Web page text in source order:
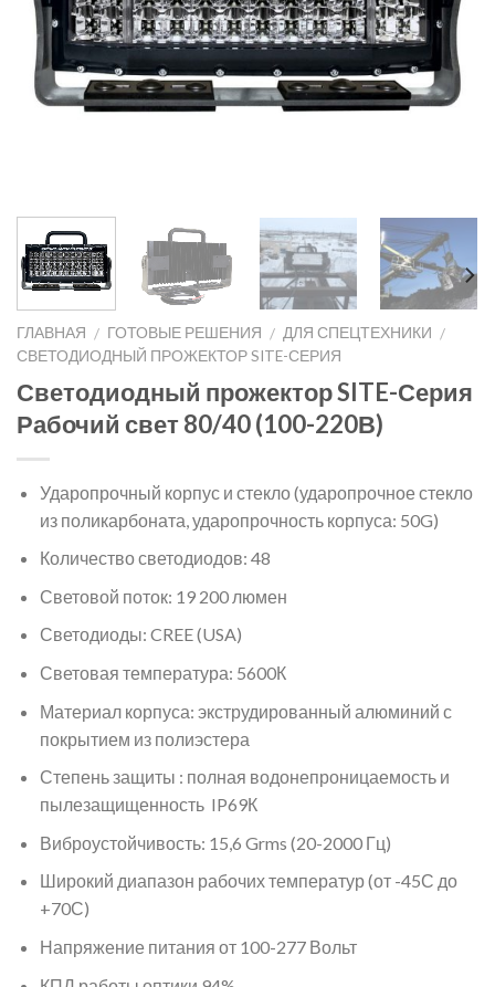
ГЛАВНАЯ / ГОТОВЫЕ РЕШЕНИЯ / ДЛЯ СПЕЦТЕХНИКИ /
СВЕТОДИОДНЫЙ ПРОЖЕКТОР SITE-СЕРИЯ
Светодиодный прожектор SITE-Серия
Рабочий свет 80/40 (100-220В)
Ударопрочный корпус и стекло (ударопрочное стекло
из поликарбоната, ударопрочность корпуса: 50G)
Количество светодиодов: 48
Световой поток: 19 200 люмен
Светодиоды: CREE (USA)
Световая температура: 5600К
Материал корпуса: экструдированный алюминий с
покрытием из полиэстера
Степень защиты : полная водонепроницаемость и
пылезащищенность IP69К
Виброустойчивость: 15,6 Grms (20-2000 Гц)
Широкий диапазон рабочих температур (от -45С до
+70С)
Напряжение питания от 100-277 Вольт